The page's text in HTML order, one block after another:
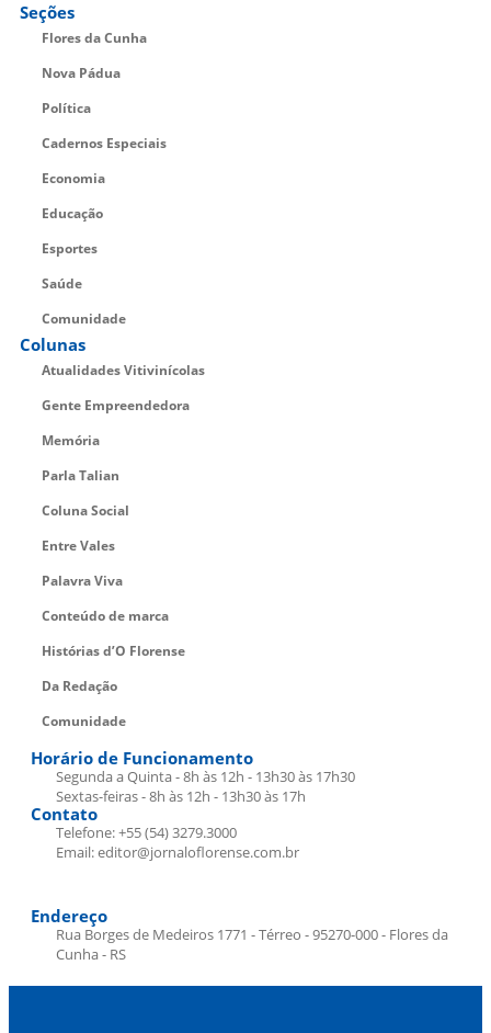
Seções
Flores da Cunha
Nova Pádua
Política
Cadernos Especiais
Economia
Educação
Esportes
Saúde
Comunidade
Colunas
Atualidades Vitivinícolas
Gente Empreendedora
Memória
Parla Talian
Coluna Social
Entre Vales
Palavra Viva
Conteúdo de marca
Histórias d’O Florense
Da Redação
Comunidade
Horário de Funcionamento
Segunda a Quinta - 8h às 12h - 13h30 às 17h30
Sextas-feiras - 8h às 12h - 13h30 às 17h
Contato
Telefone: +55 (54) 3279.3000
Email: editor@jornaloflorense.com.br
Endereço
Rua Borges de Medeiros 1771 - Térreo - 95270-000 - Flores da
Cunha - RS